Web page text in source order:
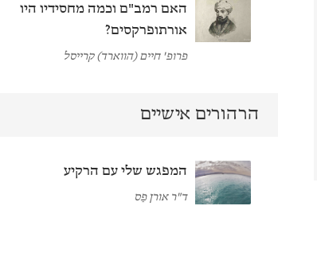
האם רמב"ם וכמה מחסידיו היו
אורתופרקסים?
פרופ' חיים (הווארד) קרייסל
הרהורים אישיים
המפגש שלי עם הרקיע
ד"ר אורן פַס